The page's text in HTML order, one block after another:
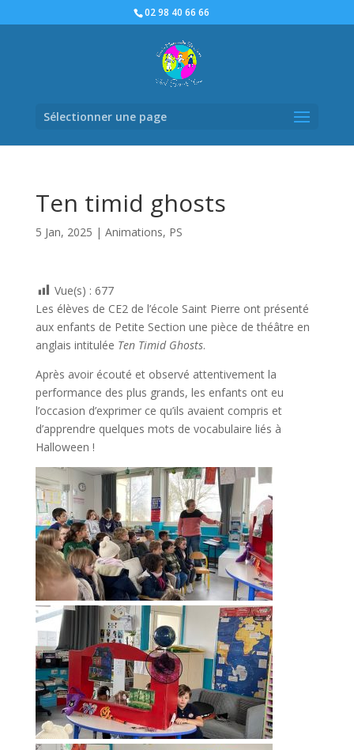
02 98 40 66 66
Sélectionner une page
Ten timid ghosts
5 Jan, 2025 | Animations, PS
Vue(s) : 677
Les élèves de CE2 de l’école Saint Pierre ont présenté
aux enfants de Petite Section une pièce de théâtre en
anglais intitulée Ten Timid Ghosts.
Après avoir écouté et observé attentivement la
performance des plus grands, les enfants ont eu
l’occasion d’exprimer ce qu’ils avaient compris et
d’apprendre quelques mots de vocabulaire liés à
Halloween !